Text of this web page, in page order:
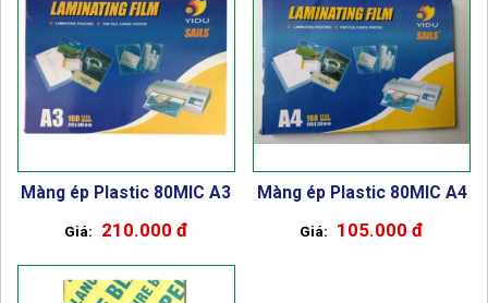
Màng ép Plastic 80MIC A3
210.000 đ
Màng ép Plastic 80MIC A4
105.000 đ